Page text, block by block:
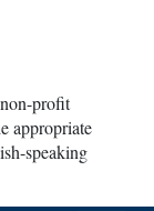
profit
appropriate
speaking